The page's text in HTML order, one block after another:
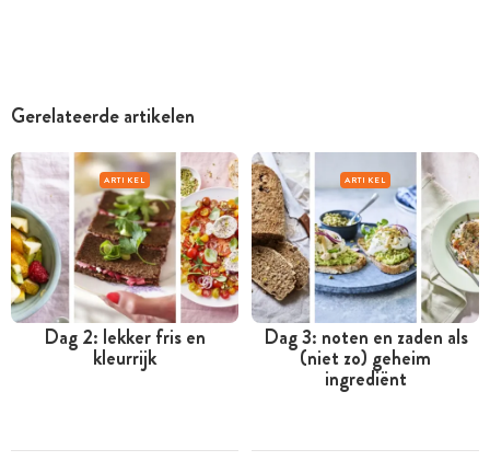
Gerelateerde artikelen
ARTIKEL
Dag 2: lekker fris en
kleurrijk
ARTIKEL
Dag 3: noten en zaden als
(niet zo) geheim
ingrediënt